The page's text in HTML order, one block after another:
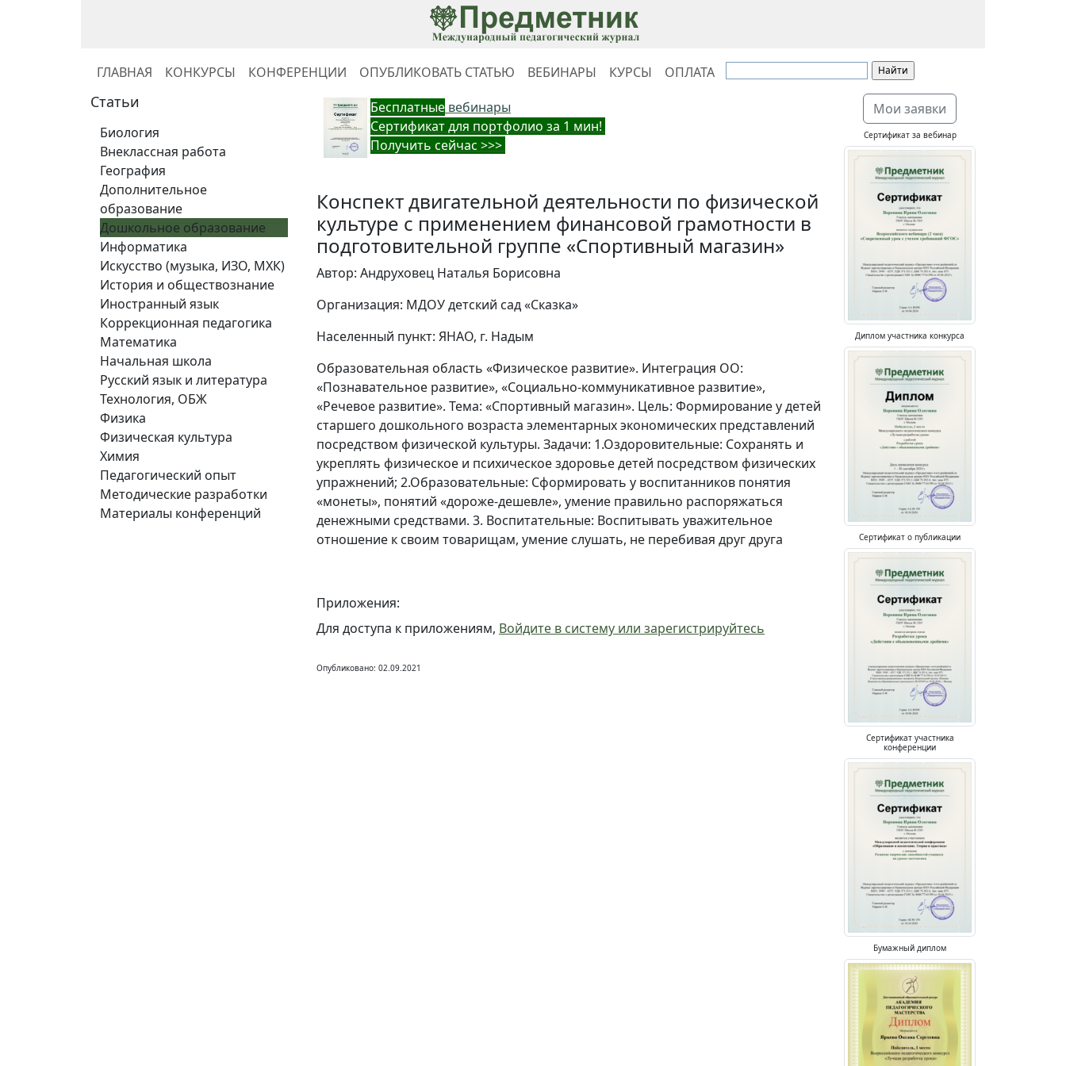
ГЛАВНАЯ КОНКУРСЫ КОНФЕРЕНЦИИ ОПУБЛИКОВАТЬ СТАТЬЮ ВЕБИНАРЫ КУРСЫ ОПЛАТА
Статьи
Биология
Внеклассная работа
География
Дополнительное
образование
Дошкольное образование
Информатика
Искусство (музыка, ИЗО, МХК)
История и обществознание
Иностранный язык
Коррекционная педагогика
Математика
Начальная школа
Русский язык и литература
Технология, ОБЖ
Физика
Физическая культура
Химия
Педагогический опыт
Методические разработки
Материалы конференций
Бесплатные вебинары
Cертификат для портфолио за 1 мин!
Получить сейчас >>>
Конспект двигательной деятельности по физической
культуре с применением финансовой грамотности в
подготовительной группе «Спортивный магазин»
Автор: Андруховец Наталья Борисовна
Организация: МДОУ детский сад «Сказка»
Населенный пункт: ЯНАО, г. Надым
Образовательная область «Физическое развитие». Интеграция ОО:
«Познавательное развитие», «Социально-коммуникативное развитие»,
«Речевое развитие». Тема: «Спортивный магазин». Цель: Формирование у детей
старшего дошкольного возраста элементарных экономических представлений
посредством физической культуры. Задачи: 1.Оздоровительные: Сохранять и
укреплять физическое и психическое здоровье детей посредством физических
упражнений; 2.Образовательные: Сформировать у воспитанников понятия
«монеты», понятий «дороже-дешевле», умение правильно распоряжаться
денежными средствами. 3. Воспитательные: Воспитывать уважительное
отношение к своим товарищам, умение слушать, не перебивая друг друга
Приложения:
Для доступа к приложениям, Войдите в систему или зарегистрируйтесь
Опубликовано: 02.09.2021
Мои заявки
Сертификат за вебинар
Диплом участника конкурса
Сертификат о публикации
Сертификат участника
конференции
Бумажный диплом